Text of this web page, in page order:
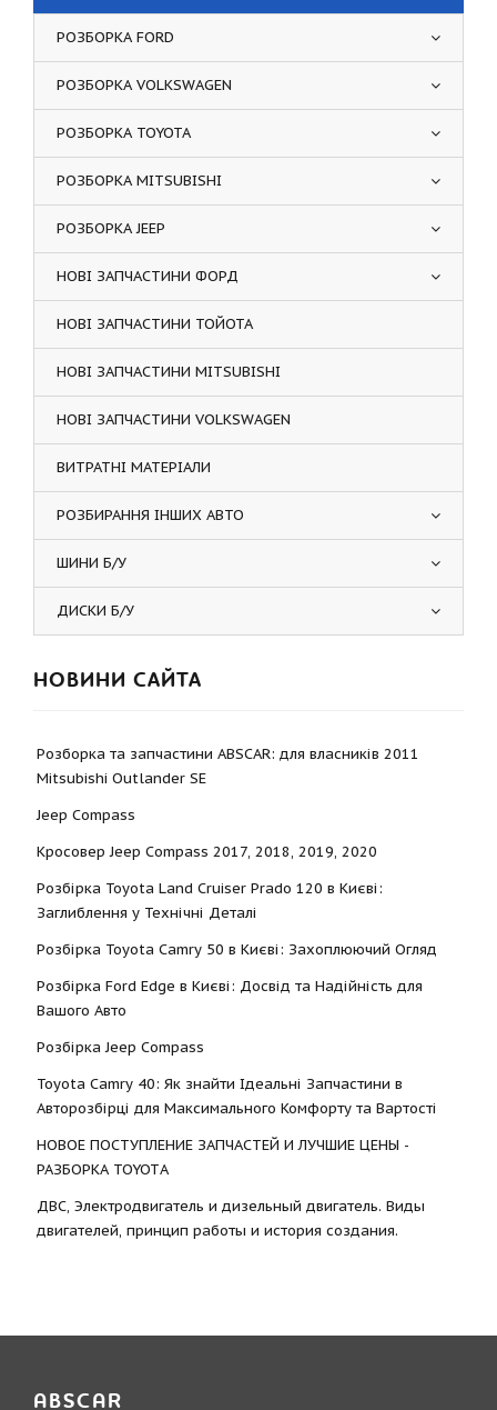
РОЗБОРКА FORD
РОЗБОРКА VOLKSWAGEN
РОЗБОРКА TOYOTA
РОЗБОРКА MITSUBISHI
РОЗБОРКА JEEP
НОВІ ЗАПЧАСТИНИ ФОРД
НОВІ ЗАПЧАСТИНИ ТОЙОТА
НОВІ ЗАПЧАСТИНИ MITSUBISHI
НОВІ ЗАПЧАСТИНИ VOLKSWAGEN
ВИТРАТНІ МАТЕРІАЛИ
РОЗБИРАННЯ ІНШИХ АВТО
ШИНИ Б/У
ДИСКИ Б/У
НОВИНИ САЙТА
Розборка та запчастини ABSCAR: для власників 2011
Mitsubishi Outlander SE
Jeep Compass
Кросовер Jeep Compass 2017, 2018, 2019, 2020
Розбірка Toyota Land Cruiser Prado 120 в Києві:
Заглиблення у Технічні Деталі
Розбірка Toyota Camry 50 в Києві: Захоплюючий Огляд
Розбірка Ford Edge в Києві: Досвід та Надійність для
Вашого Авто
Розбірка Jeep Compass
Toyota Camry 40: Як знайти Ідеальні Запчастини в
Авторозбірці для Максимального Комфорту та Вартості
НОВОЕ ПОСТУПЛЕНИЕ ЗАПЧАСТЕЙ И ЛУЧШИЕ ЦЕНЫ -
РАЗБОРКА TOYOTА
ДВС, Электродвигатель и дизельный двигатель. Виды
двигателей, принцип работы и история создания.
ABSCAR